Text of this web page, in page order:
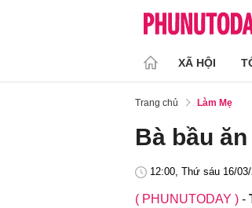
XÃ HỘI
Trang chủ Làm Mẹ
Bà bầu
12:00, Thứ sáu 16/
( PHUNUTODAY ) -